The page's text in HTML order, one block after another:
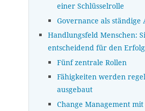
einer Schlüsselrolle
Governance als ständige
Handlungsfeld Menschen:
entscheidend für den Erfolg
Fünf zentrale Rollen
Fähigkeiten werden
ausgebaut
Change Management